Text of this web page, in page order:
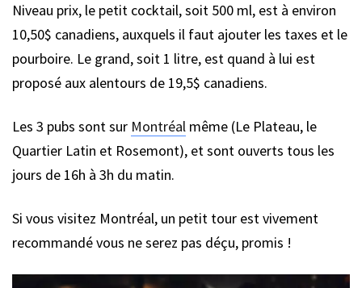
Niveau prix, le petit cocktail, soit 500 ml, est à environ
10,50$ canadiens, auxquels il faut ajouter les taxes et le
pourboire. Le grand, soit 1 litre, est quand à lui est
proposé aux alentours de 19,5$ canadiens.
Les 3 pubs sont sur Montréal même (Le Plateau, le
Quartier Latin et Rosemont), et sont ouverts tous les
jours de 16h à 3h du matin.
Si vous visitez Montréal, un petit tour est vivement
recommandé vous ne serez pas déçu, promis !